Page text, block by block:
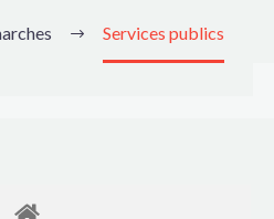
Services publics